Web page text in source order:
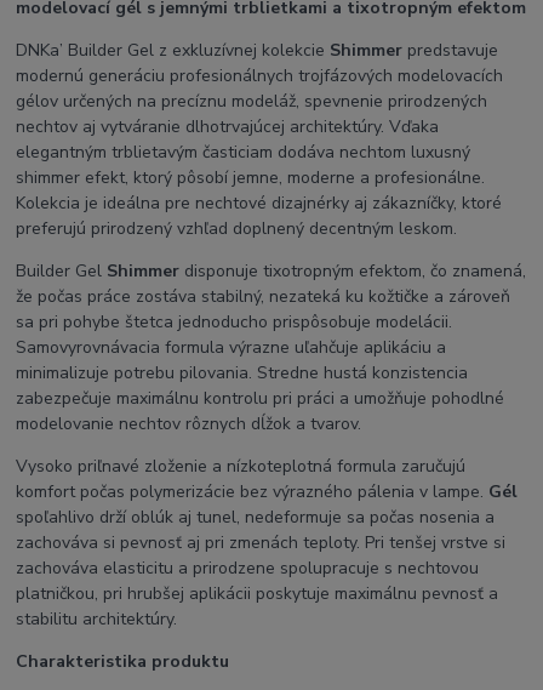
modelovací gél s jemnými trblietkami a tixotropným efektom
DNKa’ Builder Gel z exkluzívnej kolekcie Shimmer predstavuje
modernú generáciu profesionálnych trojfázových modelovacích
gélov určených na precíznu modeláž, spevnenie prirodzených
nechtov aj vytváranie dlhotrvajúcej architektúry. Vďaka
elegantným trblietavým časticiam dodáva nechtom luxusný
shimmer efekt, ktorý pôsobí jemne, moderne a profesionálne.
Kolekcia je ideálna pre nechtové dizajnérky aj zákazníčky, ktoré
preferujú prirodzený vzhľad doplnený decentným leskom.
Builder Gel Shimmer disponuje tixotropným efektom, čo znamená,
že počas práce zostáva stabilný, nezateká ku kožtičke a zároveň
sa pri pohybe štetca jednoducho prispôsobuje modelácii.
Samovyrovnávacia formula výrazne uľahčuje aplikáciu a
minimalizuje potrebu pilovania. Stredne hustá konzistencia
zabezpečuje maximálnu kontrolu pri práci a umožňuje pohodlné
modelovanie nechtov rôznych dĺžok a tvarov.
Vysoko priľnavé zloženie a nízkoteplotná formula zaručujú
komfort počas polymerizácie bez výrazného pálenia v lampe. Gél
spoľahlivo drží oblúk aj tunel, nedeformuje sa počas nosenia a
zachováva si pevnosť aj pri zmenách teploty. Pri tenšej vrstve si
zachováva elasticitu a prirodzene spolupracuje s nechtovou
platničkou, pri hrubšej aplikácii poskytuje maximálnu pevnosť a
stabilitu architektúry.
Charakteristika produktu